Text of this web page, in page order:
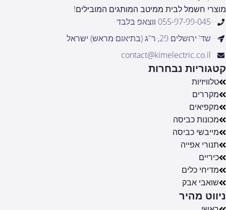
מוצרי חשמל לבית ממיטב המותגים המובילים!
055-97-99-045 ווצאפ בלבד
שד' ירושלים 29, ר"ג (בתיאום מראש) ישראל
contact@kimelectric.co.il
קטגוריות נבחרות
טלוויזיות
מקררים
מקפיאים
מכונות כביסה
מייבשי כביסה
תנורי אפייה
כיריים
מדיחי כלים
שואבי אבק
ניווט מהיר